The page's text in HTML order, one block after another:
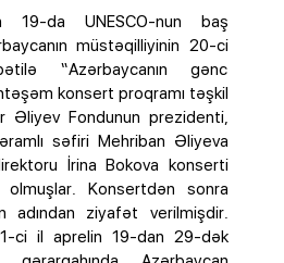
da UNESCO-nun baş
müstəqilliyinin 20-ci
“Azərbaycanın gənc
konsert proqramı təşkil
Əliyev Fondunun prezidenti,
səfiri Mehriban Əliyeva
İrina Bokova konserti
olmuşlar. Konsertdən sonra
adından ziyafət verilmişdir.
ci il aprelin 19-dan 29-dək